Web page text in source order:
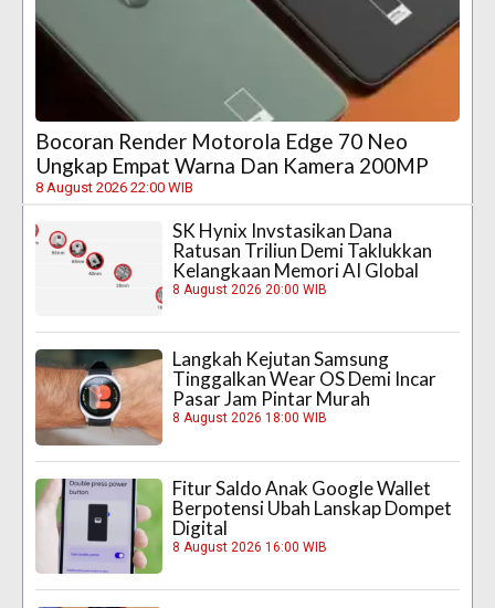
Bocoran Render Motorola Edge 70 Neo
Ungkap Empat Warna Dan Kamera 200MP
8 August 2026 22:00 WIB
SK Hynix Invstasikan Dana
Ratusan Triliun Demi Taklukkan
Kelangkaan Memori AI Global
8 August 2026 20:00 WIB
Langkah Kejutan Samsung
Tinggalkan Wear OS Demi Incar
Pasar Jam Pintar Murah
8 August 2026 18:00 WIB
Fitur Saldo Anak Google Wallet
Berpotensi Ubah Lanskap Dompet
Digital
8 August 2026 16:00 WIB